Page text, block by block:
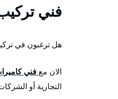
فني
هل ترغبون في
الان مع فني
التجارية أو